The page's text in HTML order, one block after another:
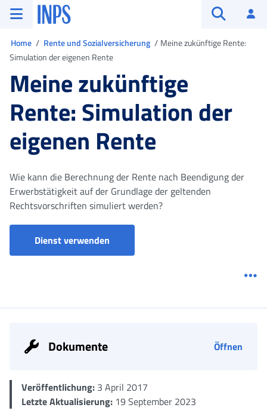
Zum Hauptmenü
Zum Hauptinhalt springen
Zu der Fußzeile
INPS ()
Home Rente und Sozialversicherung
Meine zukünftige Rente:
Simulation der eigenen Rente
Meine zukünftige
Rente: Simulation der
eigenen Rente
Wie kann die Berechnung der Rente nach Beendigung der
Erwerbstätigkeit auf der Grundlage der geltenden
Rechtsvorschriften simuliert werden?
Dienst verwenden
Veröffentlichung: 3 April 2017
Letzte Aktualisierung: 19 September 2023
Dokumente Öffnen